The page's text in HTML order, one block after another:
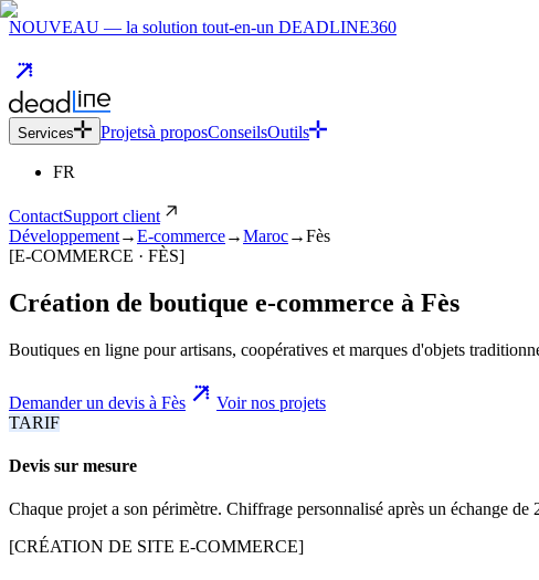
NOUVEAU — la solution tout-en-un DEADLINE360
Services Projetsà proposConseilsOutils
FR
ContactSupport client
Développement→E-commerce→Maroc→Fès
[E-COMMERCE · FÈS]
Création de boutique e-commerce à Fès
Boutiques en ligne pour artisans, coopératives et marques d'objets
Demander un devis à Fès
Voir nos projets
TARIF
Devis sur mesure
Chaque projet a son périmètre. Chiffrage personnalisé après un échange
[CRÉATION DE SITE E-COMMERCE]